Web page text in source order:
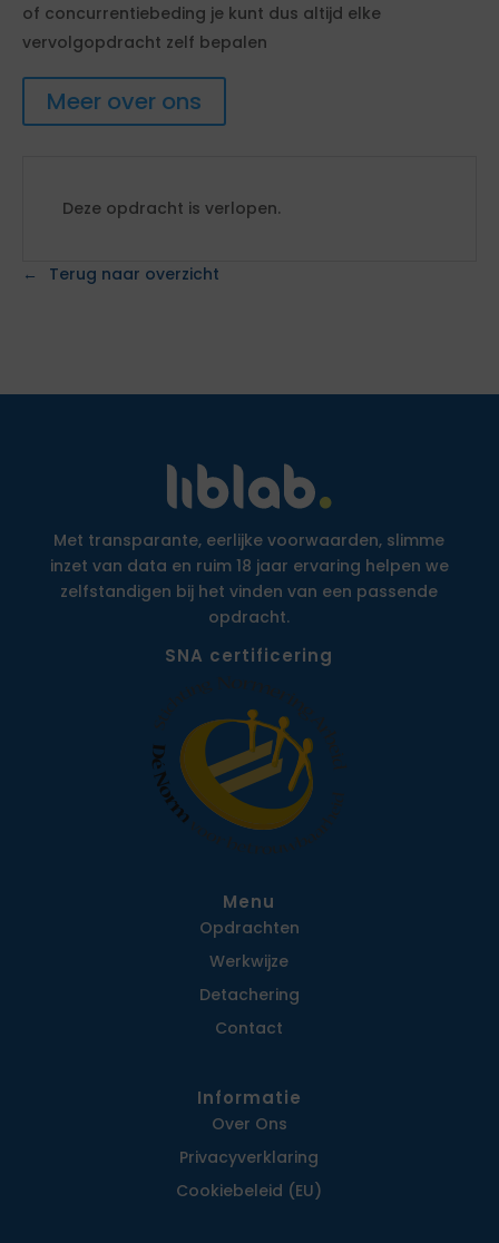
of concurrentiebeding je kunt dus altijd elke
vervolgopdracht zelf bepalen
Meer over ons
Deze opdracht is verlopen.
Terug naar overzicht
Met transparante, eerlijke voorwaarden, slimme
inzet van data en ruim 18 jaar ervaring helpen we
zelfstandigen bij het vinden van een passende
opdracht.
SNA certificering
Menu
Opdrachten
Werkwijze
Detachering
Contact
Informatie
Over Ons
Privacy­verklaring
Cookiebeleid (EU)